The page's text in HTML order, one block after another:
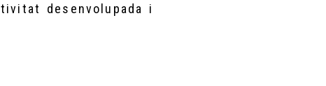
desenvolupada i